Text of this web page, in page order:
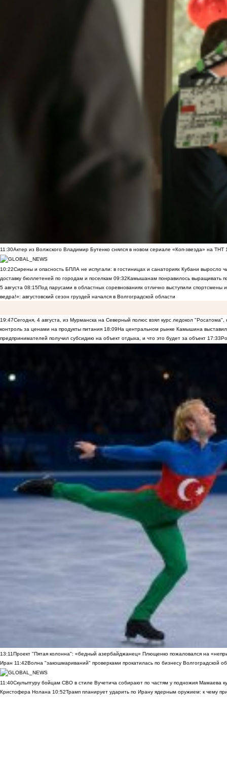
11:30Актер из Волжского Владимир Бутенко снялся в новом сериале «Коп-звезда» на ТНТ
10:22Сирены и опасность БПЛА не испугали: в гостиницах и санаториях Кубани выросло
доставку бюллетеней по городам и поселкам 09:32Камышанам понравилось выращивать
5 августа 08:15Под парусами в областных соревнованиях отлично выступили спортсмены
ведра!»: августовский сезон груздей начался в Волгоградской области
19:47Сегодня, 4 августа, из Мурманска на Северный полюс взял курс ледокол
контроль за ценами на продукты питания 18:09На центральном рынке Камышина
предпринимателей получил субсидию на объект отдыха, и что это будет за объект 17:33
13:11Проект "Пятая колонна": «бедный азербайджанец» Плющенко пожаловался на
Иран 11:42Волна "закошмариваний" проверками прокатилась по бизнесу Волгоградской
11:40Скульптуру бойцам СВО в стиле Вучетича собирают по частям у подножия Мамаева
Кристофера Нолана 10:52Трамп планирует ударить по Ирану ядерным оружием: к чему